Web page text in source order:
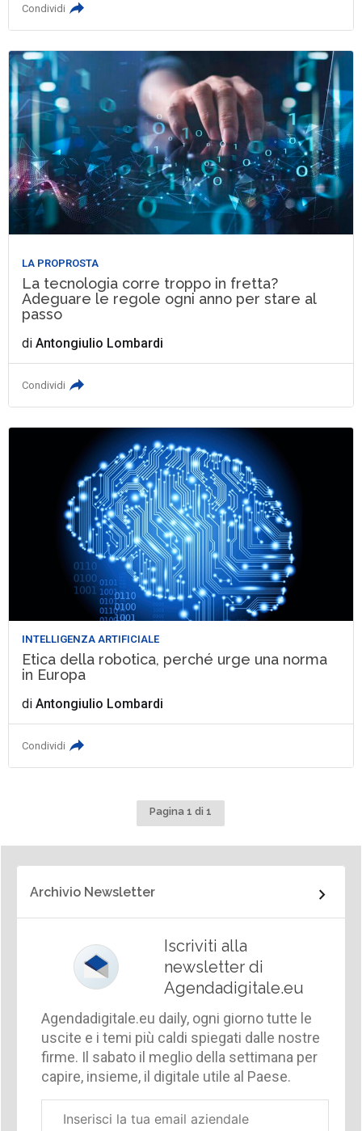
Condividi
LA PROPROSTA
La tecnologia corre troppo in fretta?
Adeguare le regole ogni anno per stare al
passo
diAntongiulio Lombardi
Condividi
INTELLIGENZA ARTIFICIALE
Etica della robotica, perché urge una norma
in Europa
diAntongiulio Lombardi
Condividi
Pagina 1 di 1
Archivio Newsletter
Iscriviti alla
newsletter di
Agendadigitale.eu
Agendadigitale.eu daily, ogni giorno tutte le
uscite e i temi più caldi spiegati dalle nostre
firme. Il sabato il meglio della settimana per
capire, insieme, il digitale utile al Paese.
aziendale